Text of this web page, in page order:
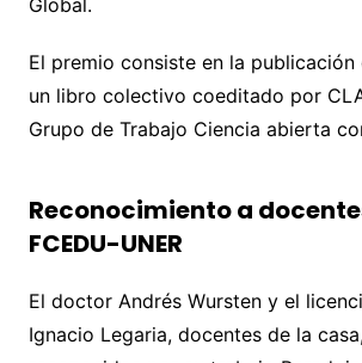
Global.
El premio consiste en la
un libro colectivo coeditado por
Grupo de Trabajo Ciencia abierta
Reconocimiento a
FCEDU-UNER
El doctor Andrés Wursten y el
Ignacio Legaria, docentes de la